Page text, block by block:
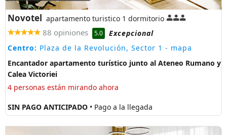
Novotel apartamento turistico 1 dormitorio
88 opiniones 5.0
Excepcional
Centro: Plaza de la Revolución, Sector 1 - mapa
Encantador apartamento turístico junto al Ateneo Rumano y
Calea Victoriei
4 personas están mirando ahora
SIN PAGO ANTICIPADO • Pago a la llegada